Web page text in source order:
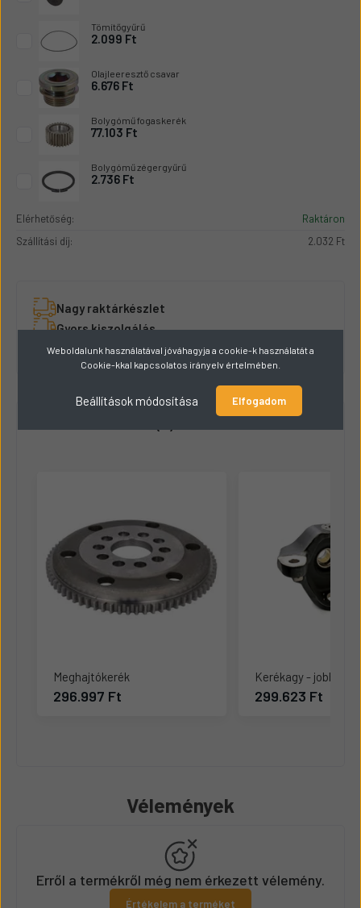
Tömítőgyűrű
2.099 Ft
Olajleeresztő csavar
6.676 Ft
Bolygómű fogaskerék
77.103 Ft
Bolygómű zégergyűrű
2.736 Ft
Elérhetőség:
Raktáron
Szállítási díj:
2.032 Ft
Nagy raktárkészlet
Gyors kiszolgálás
24 órás szállítás
Meghajtókerék
296.997 Ft
Kerékagy - jobb
299.623 Ft
Vélemények
Erről a termékről még nem érkezett vélemény.
Értékelem a terméket
Weboldalunk használatával jóváhagyja a cookie-k használatát a
Cookie-kkal kapcsolatos irányelv értelmében.
Beállítások módosítása Elfogadom